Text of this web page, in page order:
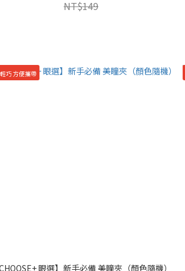
NT$149
巧 方便攜帶
CHOOSE+ 眼選】新手必備 美瞳夾（顏色隨機）